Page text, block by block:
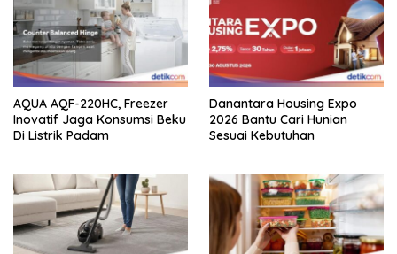
AQUA AQF-220HC, Freezer
Inovatif Jaga Konsumsi Beku
Di Listrik Padam
Danantara Housing Expo
2026 Bantu Cari Hunian
Sesuai Kebutuhan